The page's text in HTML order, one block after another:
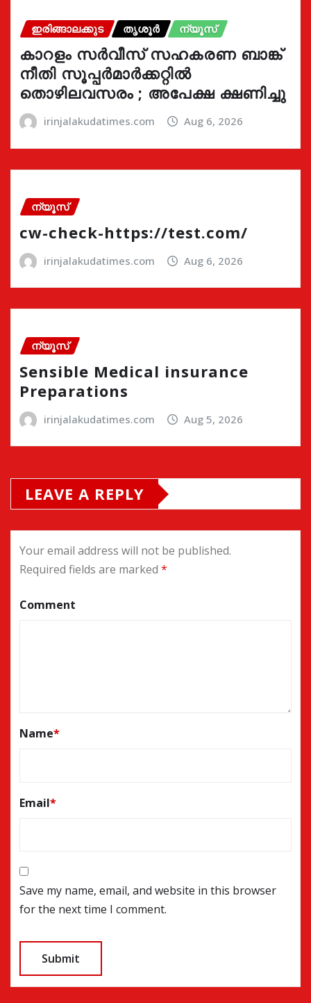
ഇരിങ്ങാലക്കുട തൃശൂർ ന്യൂസ്
കാറളം സർവീസ് സഹകരണ ബാങ്ക്
നീതി സൂപ്പർമാർക്കറ്റിൽ
തൊഴിലവസരം ; അപേക്ഷ ക്ഷണിച്ചു
irinjalakudatimes.com Aug 6, 2026
ന്യൂസ്
cw-check-https://test.com/
irinjalakudatimes.com Aug 6, 2026
ന്യൂസ്
Sensible Medical insurance
Preparations
irinjalakudatimes.com Aug 5, 2026
LEAVE A REPLY
Your email address will not be published.
Required fields are marked *
Comment
Name*
Email*
Save my name, email, and website in this browser
for the next time I comment.